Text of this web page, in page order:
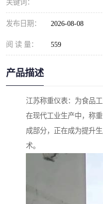
关键词：
发布日期： 2026-08-08
阅 读 量： 559
产品描述
江苏称重仪表：为食品
在现代工业生产中，称
成部分，正在成为提升
术。